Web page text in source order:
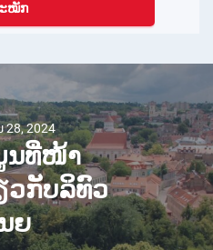
ໝັກ
28, 2024
ນທີ່ໜ້າ
ວກັບລິທົວ
ຍ